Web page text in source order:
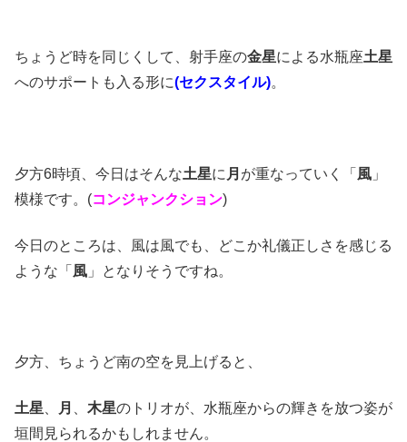
ちょうど時を同じくして、射手座の金星による水瓶座土星
へのサポートも入る形に(セクスタイル)。
夕方6時頃、今日はそんな土星に 月 が重なっていく「 風 」
模様です。(コンジャンクション)
今日のところは、風は風でも、どこか礼儀正しさを感じる
ような「 風 」となりそうですね。
夕方、ちょうど南の空を見上げると、
土星 月 木星のトリオが、水瓶座からの輝きを放つ姿が
垣間見られるかもしれません。